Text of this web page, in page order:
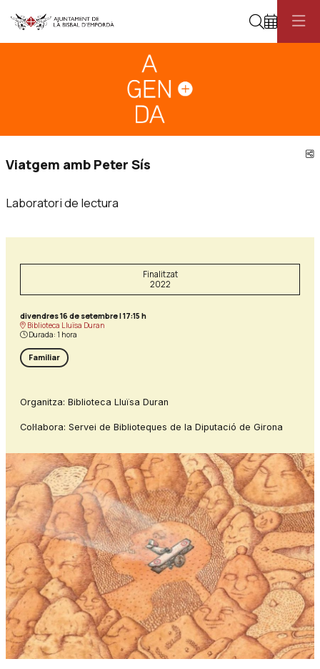
Cerca
Viatgem amb Peter Sís
Laboratori de lectura
Finalitzat
2022
divendres 16 de setembre|17:15 h
Biblioteca Lluïsa Duran
Durada: 1 hora
Familiar
Organitza: Biblioteca Lluïsa Duran
Col·labora: Servei de Biblioteques de la Diputació de Girona